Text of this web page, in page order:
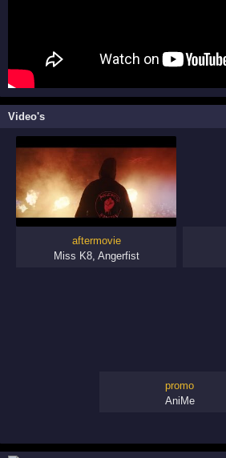
Video's
aftermovie
Miss K8, Angerfist
promo
AniMe